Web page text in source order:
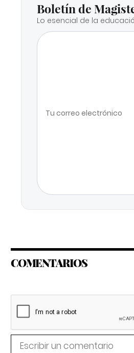
Boletín de
Lo esencial de la
COMENTARIOS